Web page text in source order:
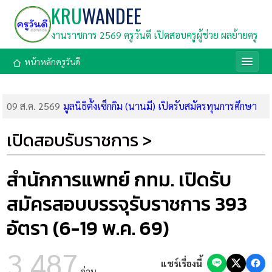
KRUWANDEE
งานราชการ 2569 ครูวันดี เปิดสอบครูผู้ช่วย ผลย้ายครู
หน้าหลักครูวันดี
09 ส.ค. 2569 มูลนิธิตั้งเซ็กกิม (นานมี) เปิดรับสมัครทุนการศึกษา
ราชการ 1,808 อัตรา (สมัคร 20 ส.ค.-18 ก.ย. 69)
08 ส.ค. 2569 ด่วน! ศธ. บูรณาการ 4 กระทรวง คลอด 9 มาตรการ
เร่งด่วน ยกระดับความปลอดภัยในสถานศึกษา สั่งเข้มตรวจค้นอาวุธ
ห้ามคนนอกเข้า และจัดทีมนักจิตวิทยาเยียวยาจิตใจ
08 ส.ค. 2569 ลิงก์ทำแบบทดสอบหลังเรียน อบรมออนไลน์ สพฐ.
โมดูล 2 (8 ส.ค. 69) รับเกียรติบัตร
08 ส.ค. 2569 ลิงก์อบรมออนไลน์ สพฐ. โมดูลที่ 2 การกำหนด
07 ส.ค. 2569 ด่วนที่สุด! กสถ. สั่งรื้อบัญชีสอบท้องถิ่น 68 จัดลำดับ
เปิดสอบรับราชการ >
สำนักการแพทย์ กทม. เปิดรับ
สมัครสอบบรรจุรับราชการ 393
อัตรา (6-19 พ.ค. 69)
3,487 แชร์เรื่องนี้